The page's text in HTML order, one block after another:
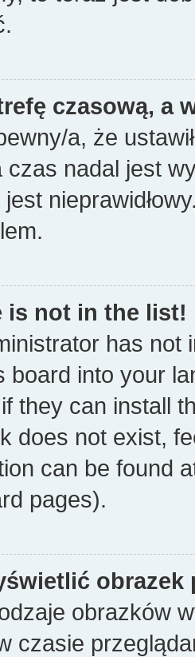
czasową, a
a, że
czas nadal jest
is not in the list!
has not
board into your
they can install
does not exist,
can be found
pages).
obrazków
czasie